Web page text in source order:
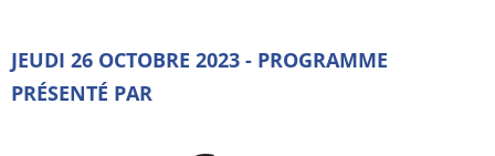
JEUDI 26 OCTOBRE 2023 - PROGRAMME
PRÉSENTÉ PAR